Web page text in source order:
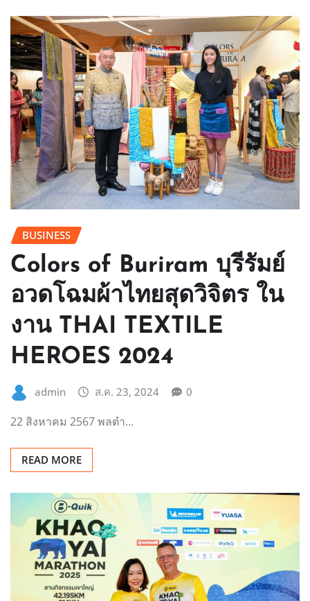
BUSINESS
Colors of Buriram บุรีรัมย์
อวดโฉมผ้าไทยสุดวิจิตร ใน
งาน THAI TEXTILE
HEROES 2024
admin ส.ค. 23, 2024 0
22 สิงหาคม 2567 พลตำ…
READ MORE